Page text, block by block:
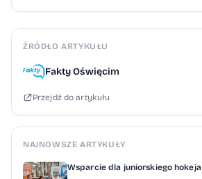
ŹRÓDŁO ARTYKUŁU
Fakty Oświęcim
Przejdź do artykułu
NAJNOWSZE ARTYKUŁY
Wsparcie dla juniorskiego hokeja